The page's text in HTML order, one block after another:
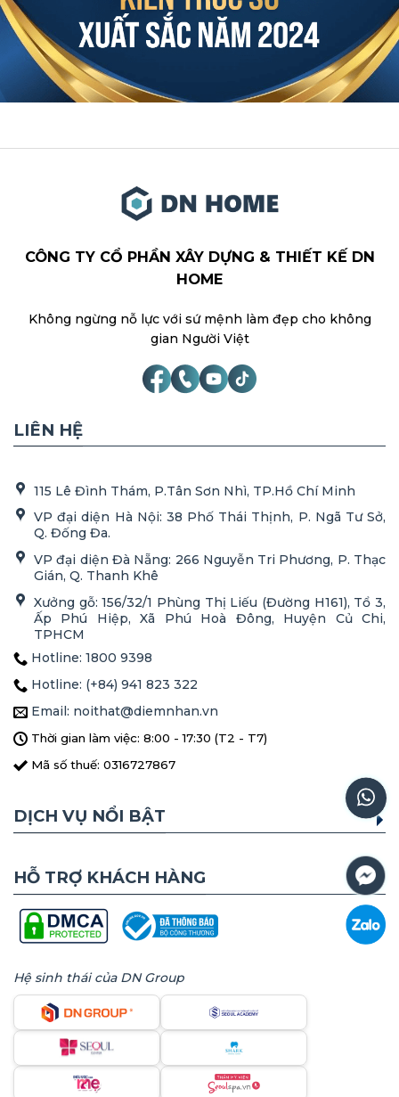
CÔNG TY CỔ PHẦN XÂY DỰNG & THIẾT KẾ DN
HOME
Không ngừng nỗ lực với sứ mệnh làm đẹp cho không
gian Người Việt
LIÊN HỆ
115 Lê Đình Thám, P.Tân Sơn Nhì, TP.Hồ Chí Minh
VP đại diện Hà Nội: 38 Phố Thái Thịnh, P. Ngã Tư Sở,
Q. Đống Đa.
VP đại diện Đà Nẵng: 266 Nguyễn Tri Phương, P. Thạc
Gián, Q. Thanh Khê
Xưởng gỗ: 156/32/1 Phùng Thị Liếu (Đường H161), Tổ 3,
Ấp Phú Hiệp, Xã Phú Hoà Đông, Huyện Củ Chi,
TPHCM
Hotline: 1800 9398
Hotline: (+84) 941 823 322
Email: noithat@diemnhan.vn
Thời gian làm việc: 8:00 - 17:30 (T2 - T7)
Mã số thuế: 0316727867
DỊCH VỤ NỔI BẬT
HỖ TRỢ KHÁCH HÀNG
Hệ sinh thái của DN Group